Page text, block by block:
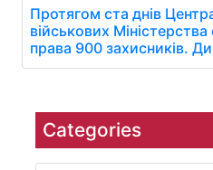
Categories
Протягом ста днів
військових
права 900 захисників.